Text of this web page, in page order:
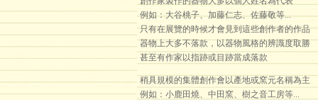
例如：大谷桃子、加藤仁志、佐藤敬等...
只有在展覽的時候才會見到這些創作者的作品
器物上大多不落款，以器物風格的辨識度取勝
甚至有作家以指跡或目跡當成落款
稍具規模的集體創作會以產地或窯元名稱為主
例如：小鹿田燒、中田窯、樹之音工房等...